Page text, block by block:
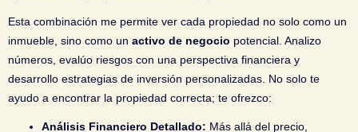
Esta combinación me permite ver cada propiedad no solo como un
inmueble, sino como un activo de negocio potencial. Analizo
números, evalúo riesgos con una perspectiva financiera y
desarrollo estrategias de inversión personalizadas. No solo te
ayudo a encontrar la propiedad correcta; te ofrezco:
Análisis Financiero Detallado: Más allá del precio,